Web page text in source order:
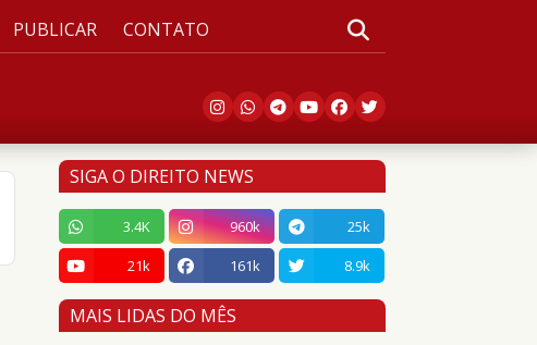
PUBLICAR CONTATO
SIGA O DIREITO NEWS
3.4K 960k
25k
21k
161k 8.9k
MAIS LIDAS DO MÊS